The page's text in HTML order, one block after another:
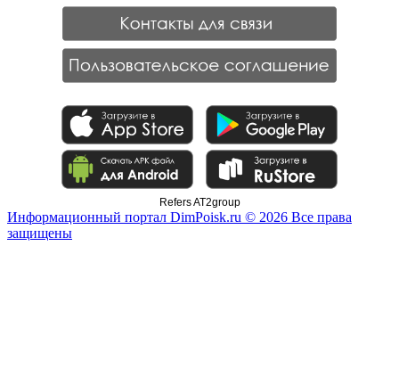
Refers AT2group
Информационный портал DimPoisk.ru © 2026 Все права
защищены